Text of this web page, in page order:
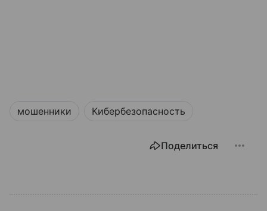
мошенники Кибербезопасность
Поделиться